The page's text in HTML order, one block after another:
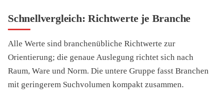
Schnellvergleich: Richtwerte je Branche
Alle Werte sind branchenübliche Richtwerte zur
Orientierung; die genaue Auslegung richtet sich nach
Raum, Ware und Norm. Die untere Gruppe fasst Branchen
mit geringerem Suchvolumen kompakt zusammen.